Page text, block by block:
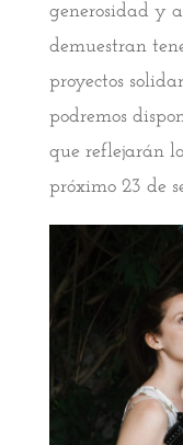
generosidad y
demuestran
proyectos
podremos
que reflejarán
próximo 23 de